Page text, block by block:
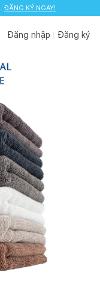
ĐĂNG KÝ NGAY!
Đăng nhập Đăng ký